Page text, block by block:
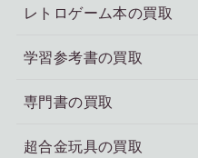
レトロゲーム本の買取
学習参考書の買取
専門書の買取
超合金玩具の買取